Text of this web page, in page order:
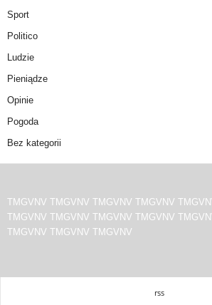
Sport
Politico
Ludzie
Pieniądze
Opinie
Pogoda
Bez kategorii
TMGVNV TMGVNV TMGVNV TMGVNV
TMGVNV TMGVNV TMGVNV TMGVNV
TMGVNV TMGVNV TMGVNV
rss